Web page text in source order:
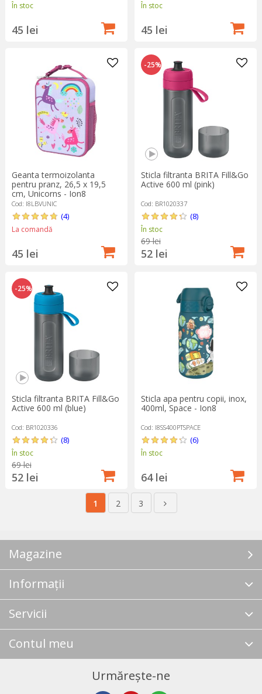
În stoc
45 lei
În stoc
45 lei
Geanta termoizolanta
pentru pranz, 26,5 x 19,5
cm, Unicorns - Ion8
Cod: I8LBVUNIC
(4)
La comandă
45 lei
-25%
Sticla filtranta BRITA Fill&Go
Active 600 ml (pink)
Cod: BR1020337
(8)
În stoc
69 lei
52 lei
-25%
Sticla filtranta BRITA Fill&Go
Active 600 ml (blue)
Cod: BR1020336
(8)
În stoc
69 lei
52 lei
Sticla apa pentru copii, inox,
400ml, Space - Ion8
Cod: I8SS400PTSPACE
(6)
În stoc
64 lei
1 2 3
Magazine
Informații
Servicii
Contul meu
Urmărește-ne